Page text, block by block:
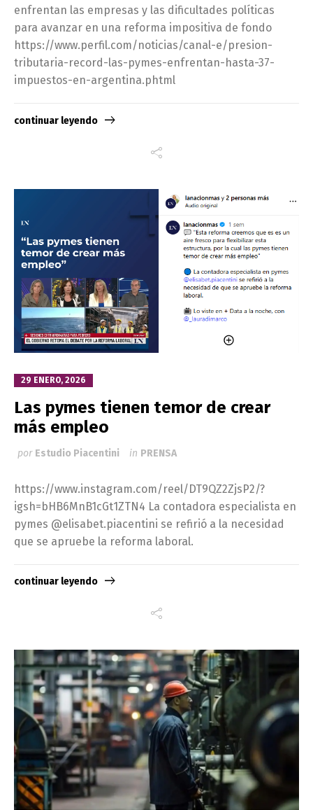
enfrentan las empresas y las dificultades políticas
para avanzar en una reforma impositiva de fondo
https://www.perfil.com/noticias/canal-e/presion-
tributaria-record-las-pymes-enfrentan-hasta-37-
impuestos-en-argentina.phtml
continuar leyendo
29 ENERO, 2026
Las pymes tienen temor de crear
más empleo
por Estudio Piacentini in PRENSA
https://www.instagram.com/reel/DT9QZ2ZjsP2/?
igsh=bHB6MnB1cGt1ZTN4 La contadora especialista en
pymes @elisabet.piacentini se refirió a la necesidad
que se apruebe la reforma laboral.
continuar leyendo